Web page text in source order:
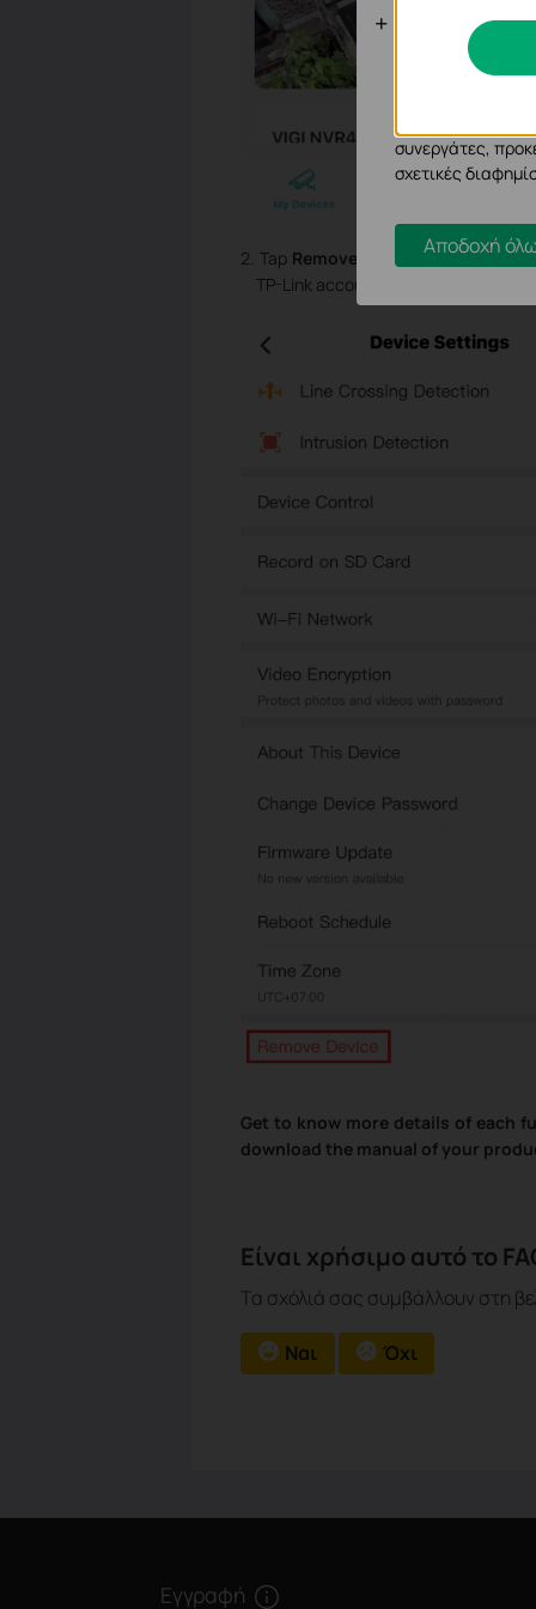
2. Tap Remove Device at the bottom
TP-Link account.
Get to know more details of each
download the manual of your
Είναι χρήσιμο αυτό το
Τα σχόλιά σας συμβάλλουν στη
Ναι Όχι
Εγγραφή
Cookies
Τα cookie
συνεργάτες,
σχετικές
Αποδοχή